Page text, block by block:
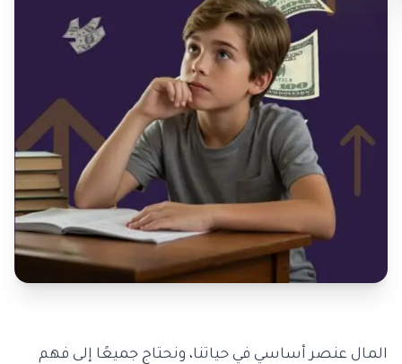
المال عنصر أساسي في حياتنا، ونحتاج جميعًا إلى فهم